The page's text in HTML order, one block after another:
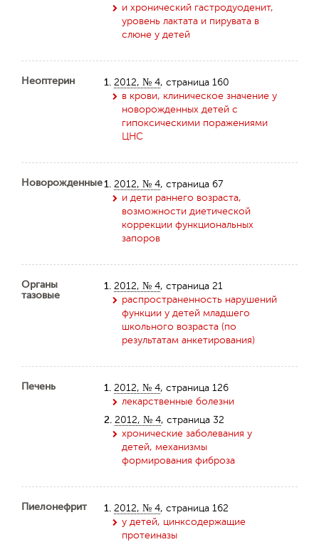
и хронический гастродуоденит,
уровень лактата и пирувата в
слюне у детей
Неоптерин 1. 2012, № 4, страница 160
в крови, клиническое значение у
новорожденных детей с
гипоксическими поражениями
ЦНС
Новорожденные1. 2012, № 4, страница 67
и дети раннего возраста,
возможности диетической
коррекции функциональных
запоров
Органы
тазовые
1. 2012, № 4, страница 21
распространенность нарушений
функции у детей младшего
школьного возраста (по
результатам анкетирования)
Печень 1. 2012, № 4, страница 126
лекарственные болезни
2. 2012, № 4, страница 32
хронические заболевания у
детей, механизмы
формирования фиброза
Пиелонефрит 1. 2012, № 4, страница 162
у детей, цинксодержащие
протеиназы